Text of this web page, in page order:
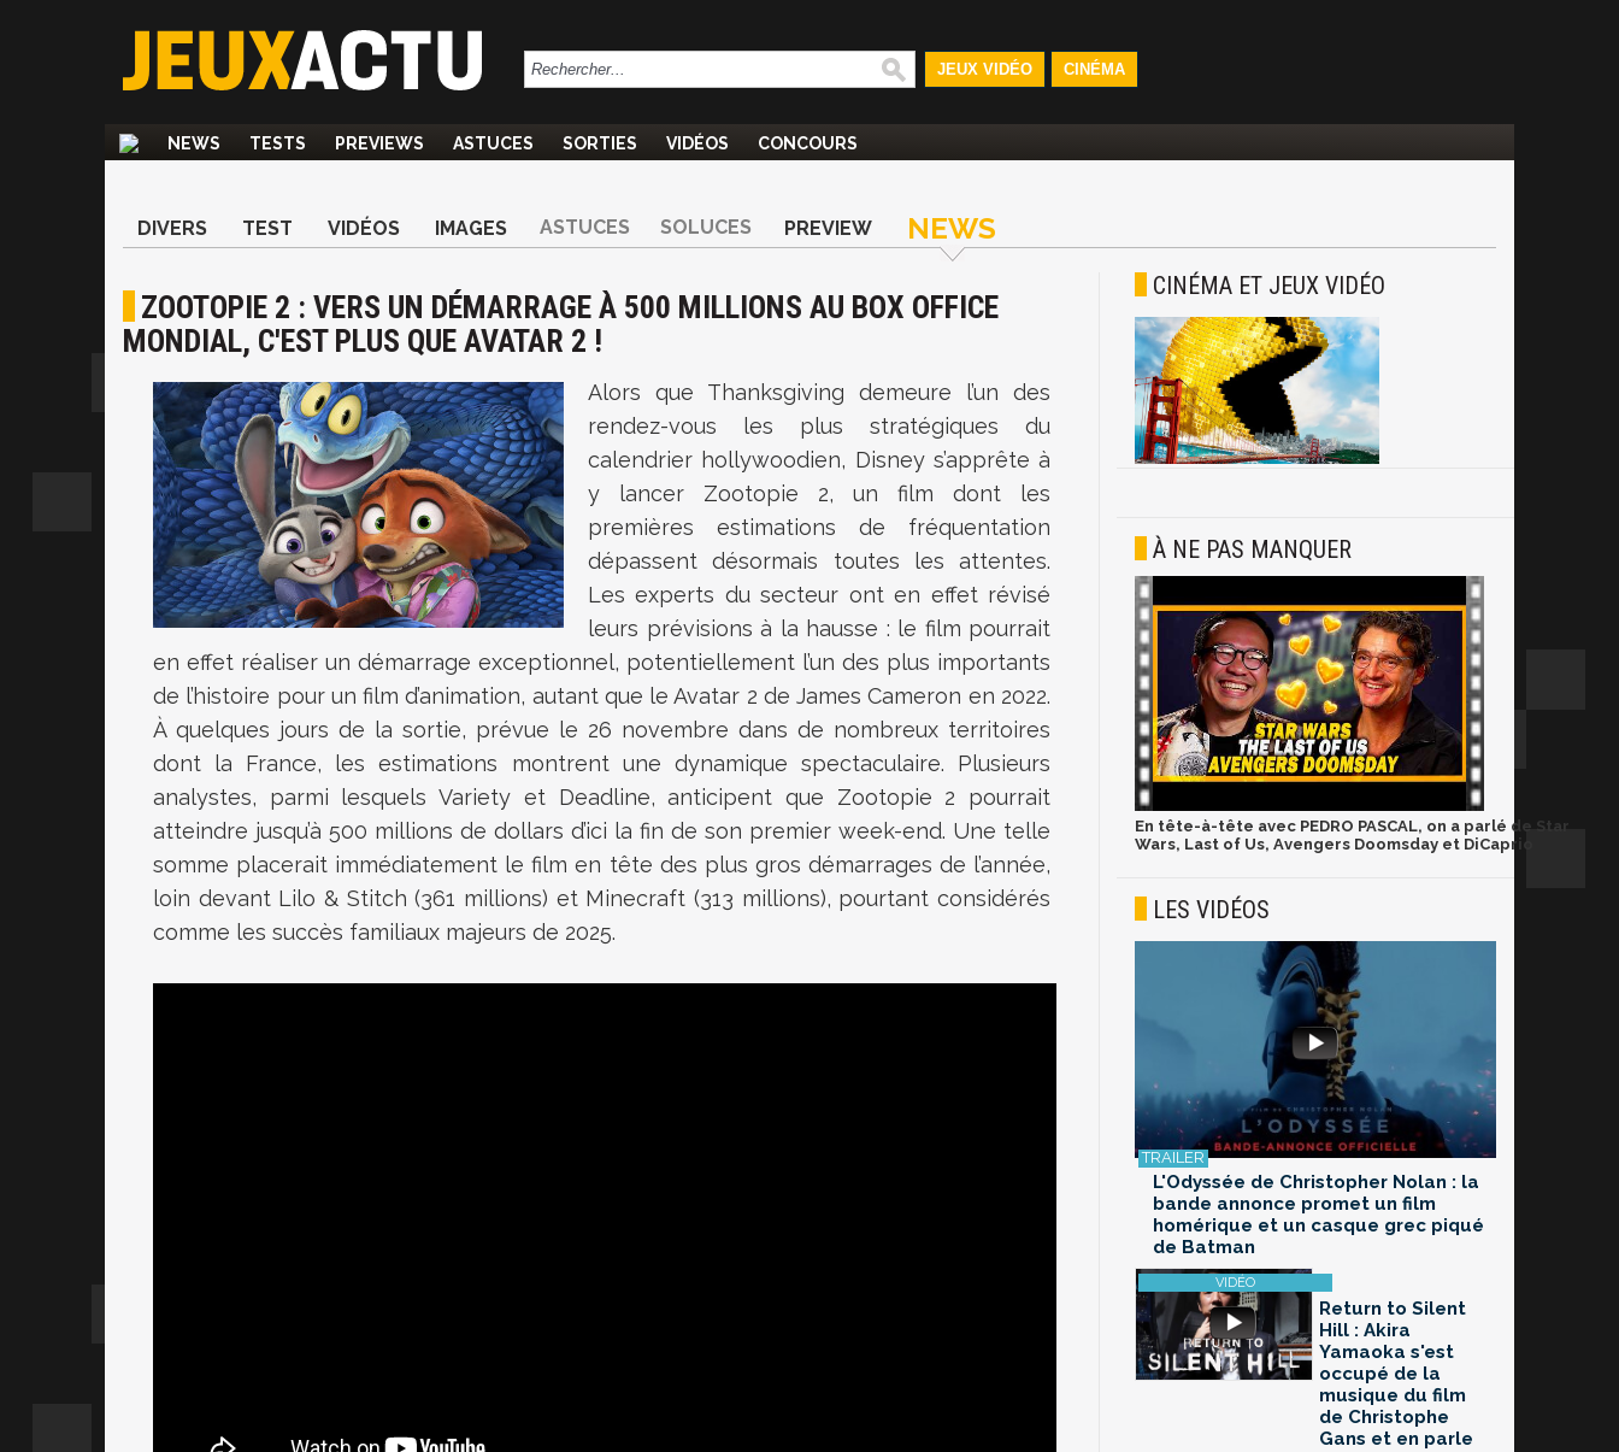
JEUX VIDÉO CINÉMA
NEWS TESTS PREVIEWS ASTUCES SORTIES VIDÉOS CONCOURS
DIVERS TEST VIDÉOS IMAGES ASTUCES SOLUCES PREVIEW NEWS
ZOOTOPIE 2 : VERS UN DÉMARRAGE À 500 MILLIONS AU BOX OFFICE
MONDIAL, C'EST PLUS QUE AVATAR 2 !
Alors que Thanksgiving demeure l’un des
rendez-vous les plus stratégiques du
calendrier hollywoodien, Disney s’apprête à
y lancer Zootopie 2, un film dont les
premières estimations de fréquentation
dépassent désormais toutes les attentes.
Les experts du secteur ont en effet révisé
leurs prévisions à la hausse : le film pourrait
en effet réaliser un démarrage exceptionnel, potentiellement l’un des plus importants
de l’histoire pour un film d’animation, autant que le Avatar 2 de James Cameron en 2022.
À quelques jours de la sortie, prévue le 26 novembre dans de nombreux territoires
dont la France, les estimations montrent une dynamique spectaculaire. Plusieurs
analystes, parmi lesquels Variety et Deadline, anticipent que Zootopie 2 pourrait
atteindre jusqu’à 500 millions de dollars d’ici la fin de son premier week-end. Une telle
somme placerait immédiatement le film en tête des plus gros démarrages de l’année,
loin devant Lilo & Stitch (361 millions) et Minecraft (313 millions), pourtant considérés
comme les succès familiaux majeurs de 2025.
CINÉMA ET JEUX VIDÉO
À NE PAS MANQUER
En tête-à-tête avec PEDRO PASCAL, on a parlé de Star
Wars, Last of Us, Avengers Doomsday et DiCaprio
LES VIDÉOS
L'Odyssée de Christopher Nolan : la
bande annonce promet un film
homérique et un casque grec piqué
de Batman
Return to Silent
Hill : Akira
Yamaoka s'est
occupé de la
musique du film
de Christophe
Gans et en parle